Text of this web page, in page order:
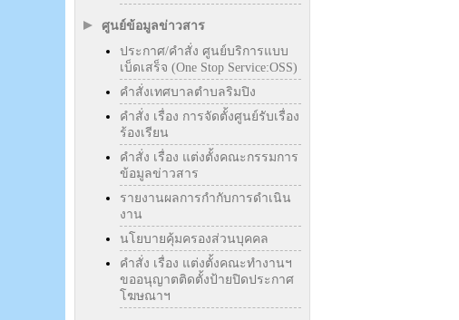
ศูนย์ข้อมูลข่าวสาร
ประกาศ/คำสั่ง ศูนย์บริการแบบ
เบ็ดเสร็จ (One Stop Service:OSS)
คำสั่งเทศบาลตำบลริมปิง
คำสั่ง เรื่อง การจัดตั้งศูนย์รับเรื่อง
ร้องเรียน
คำสั่ง เรื่อง แต่งตั้งคณะกรรมการ
ข้อมูลข่าวสาร
รายงานผลการกำกับการดำเนิน
งาน
นโยบายคุ้มครองส่วนบุคคล
คำสั่ง เรื่อง แต่งตั้งคณะทำงานฯ
ขออนุญาตติดตั้งป้ายปิดประกาศ
โฆษณาฯ